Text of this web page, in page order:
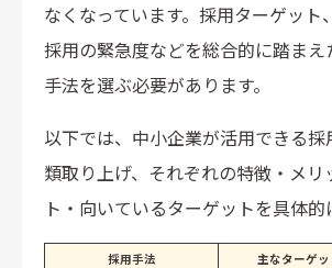
なくなっています。採用ターゲット
採用の緊急度などを総合的に踏まえ
手法を選ぶ必要があります。
以下では、中小企業が活用できる採
類取り上げ、それぞれの特徴・メリ
ト・向いているターゲットを具体的
採用手法 主なターゲッ